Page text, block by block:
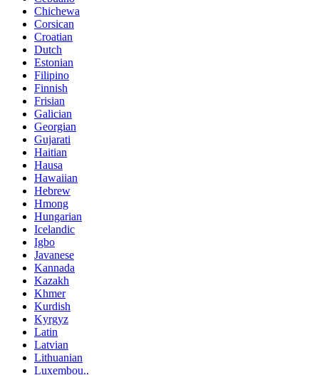
Chichewa
Corsican
Croatian
Dutch
Estonian
Filipino
Finnish
Frisian
Galician
Georgian
Gujarati
Haitian
Hausa
Hawaiian
Hebrew
Hmong
Hungarian
Icelandic
Igbo
Javanese
Kannada
Kazakh
Khmer
Kurdish
Kyrgyz
Latin
Latvian
Lithuanian
Luxembou..